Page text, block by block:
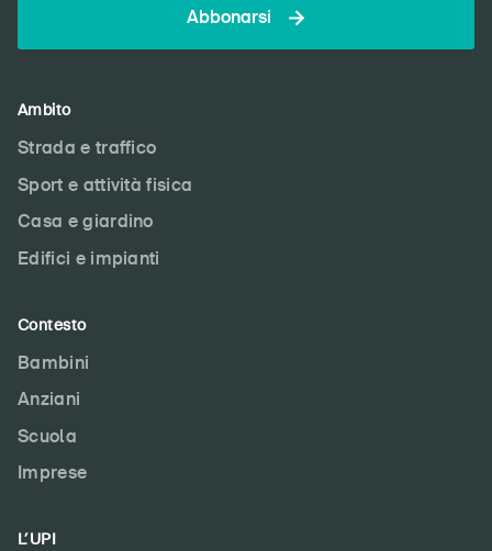
Abbonarsi
Ambito
Strada e traffico
Sport e attività fisica
Casa e giardino
Edifici e impianti
Contesto
Bambini
Anziani
Scuola
Imprese
L’UPI